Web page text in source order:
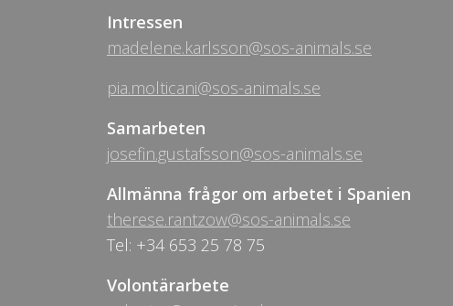
Intressen
madelene.karlsson@sos-animals.se
pia.molticani@sos-animals.se
Samarbeten
josefin.gustafsson@sos-animals.se
Allmänna frågor om arbetet i Spanien
therese.rantzow@sos-animals.se
Tel: +34 653 25 78 75
Volontärarbete